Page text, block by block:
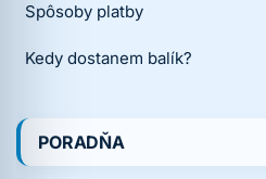
Spôsoby platby
Kedy dostanem balík?
PORADŇA